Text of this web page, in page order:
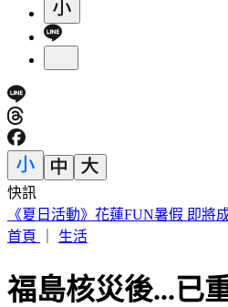
快訊
台股力守半年線！法人估「持續
首頁
生活
福島核災後...已